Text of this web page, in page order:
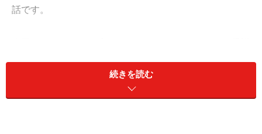
話です。
に開催される参加者同士の懇親会にもマメに顔を出して
くれて、会うたびに軽く近況は聞いていましたが、その
続きを読む